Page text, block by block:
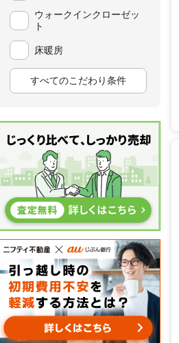
ウォークインクローゼッ
ト
床暖房
すべてのこだわり条件